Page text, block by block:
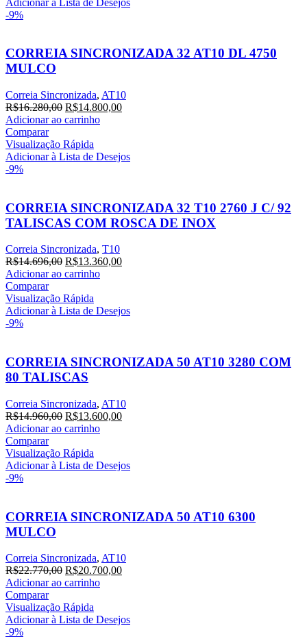
-9%
CORREIA SINCRONIZADA 32 AT10 DL 4750
MULCO
Correia Sincronizada, AT10
R$16.280,00 O
preço
era:
R$16.280,00.
R$14.800,00O
R$14.800,00.
Adicionar ao carrinho
Comparar
Visualização Rápida
Adicionar à Lista de Desejos
-9%
CORREIA SINCRONIZADA 32 T10 2760 J C/ 92
TALISCAS COM ROSCA DE INOX
Correia Sincronizada, T10
R$14.696,00 O
preço
era:
R$14.696,00.
R$13.360,00O
R$13.360,00.
Adicionar ao carrinho
Comparar
Visualização Rápida
Adicionar à Lista de Desejos
-9%
CORREIA SINCRONIZADA 50 AT10 3280 COM
80 TALISCAS
Correia Sincronizada, AT10
R$14.960,00 O
preço
era:
R$14.960,00.
R$13.600,00O
R$13.600,00.
Adicionar ao carrinho
Comparar
Visualização Rápida
Adicionar à Lista de Desejos
-9%
CORREIA SINCRONIZADA 50 AT10 6300
MULCO
Correia Sincronizada, AT10
R$22.770,00 O
preço
era:
R$22.770,00.
R$20.700,00O
R$20.700,00.
Adicionar ao carrinho
Comparar
Visualização Rápida
Adicionar à Lista de Desejos
-9%